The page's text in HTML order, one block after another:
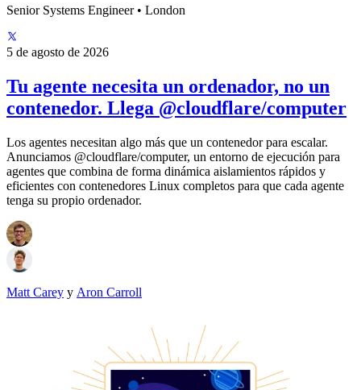
Senior Systems Engineer • London
5 de agosto de 2026
Tu agente necesita un ordenador, no un
contenedor. Llega @cloudflare/computer
Los agentes necesitan algo más que un contenedor para escalar.
Anunciamos @cloudflare/computer, un entorno de ejecución para
agentes que combina de forma dinámica aislamientos rápidos y
eficientes con contenedores Linux completos para que cada agente
tenga su propio ordenador.
Matt Carey y Aron Carroll